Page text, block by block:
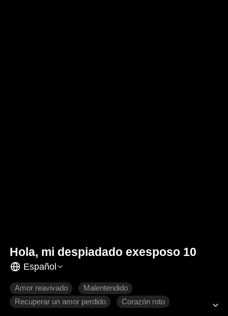
Hola, mi despiadado exesposo 10
Español
Amor reavivado
Malentendido
Recuperar un amor perdido
Corazón roto